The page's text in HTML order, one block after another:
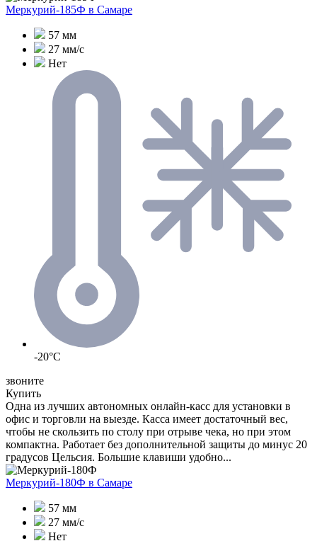
Меркурий-185Ф в Самаре
57 мм
27 мм/с
Нет
-20°C
звоните
Купить
Одна из лучших автономных онлайн-касс для установки в
офис и торговли на выезде. Касса имеет достаточный вес,
чтобы не скользить по столу при отрыве чека, но при этом
компактна. Работает без дополнительной защиты до минус 20
градусов Цельсия. Большие клавиши удобно...
Меркурий-180Ф в Самаре
57 мм
27 мм/с
Нет